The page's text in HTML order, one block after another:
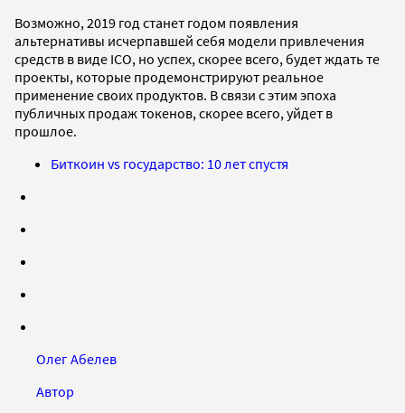
Возможно, 2019 год станет годом появления
альтернативы исчерпавшей себя модели привлечения
средств в виде ICO, но успех, скорее всего, будет ждать те
проекты, которые продемонстрируют реальное
применение своих продуктов. В связи с этим эпоха
публичных продаж токенов, скорее всего, уйдет в
прошлое.
Биткоин vs государство: 10 лет спустя
Олег Абелев
Автор